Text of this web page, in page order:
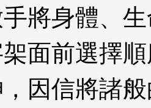
將身體、
面前選擇
因信將諸